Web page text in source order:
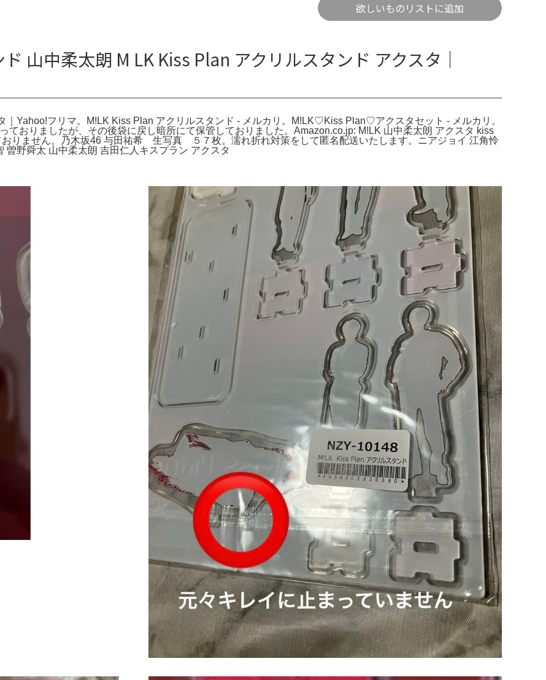
欲しいものリストに追加
山中柔太朗 M LK Kiss Plan アクリルスタンド アクスタ｜
｜Yahoo!フリマ。M!LK Kiss Plan アクリルスタンド - メルカリ。M!LK♡Kiss Plan♡アクスタセット - メルカリ。
ておりましたが、その後袋に戻し暗所にて保管しておりました。Amazon.co.jp: M!LK 山中柔太朗 アクスタ kiss
りません。乃木坂46 与田祐希 生写真 ５７枚。濡れ折れ対策をして匿名配送いたします。ニアジョイ 江角怜
野舜太 山中柔太朗 吉田仁人キスプラン アクスタ